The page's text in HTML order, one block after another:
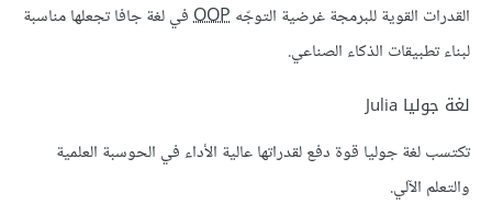
القدرات القوية للبرمجة غرضية التوجّه OOPفي لغة جافا تجعلها مناسبة
لبناء تطبيقات الذكاء الصناعي.
لغة جوليا Julia
تكتسب لغة جوليا قوة دفع لقدراتها عالية الأداء في الحوسبة العلمية
والتعلم الآلي.